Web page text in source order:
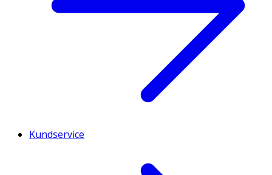
Kundservice